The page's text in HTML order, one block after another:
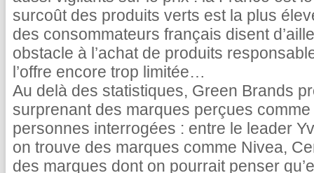
surcoût des produits verts est la plus
des consommateurs français disent
obstacle à l’achat de produits
l’offre encore trop limitée…
Au delà des statistiques, Green Brands
surprenant des marques perçues
personnes interrogées : entre le leader
on trouve des marques comme Nivea,
des marques dont on pourrait penser